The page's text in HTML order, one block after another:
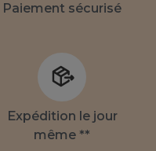
Paiement sécurisé
Expédition le jour
même **